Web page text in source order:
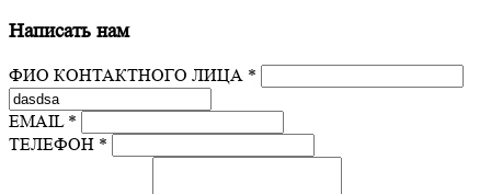
Написать нам
ФИО КОНТАКТНОГО ЛИЦА *
EMAIL *
ТЕЛЕФОН *